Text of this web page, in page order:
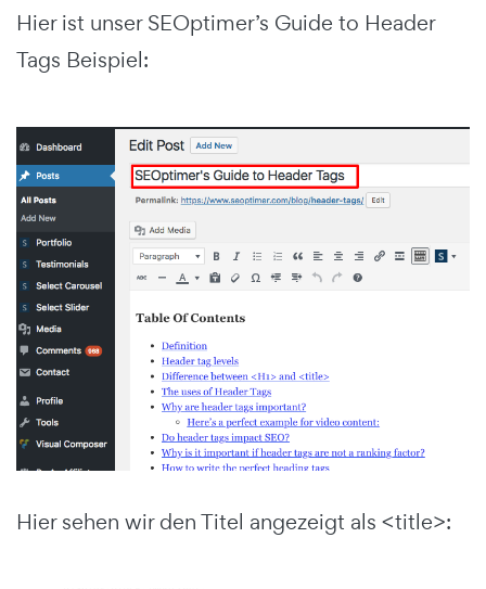
Hier ist unser SEOptimer’s Guide to Header
Tags Beispiel:
Hier sehen wir den Titel angezeigt als <title>: